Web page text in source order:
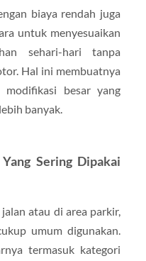
biaya rendah juga
untuk menyesuaikan
sehari-hari tanpa
Hal ini membuatnya
besar yang
banyak.
Sering Dipakai
atau di area parkir,
umum digunakan.
termasuk kategori